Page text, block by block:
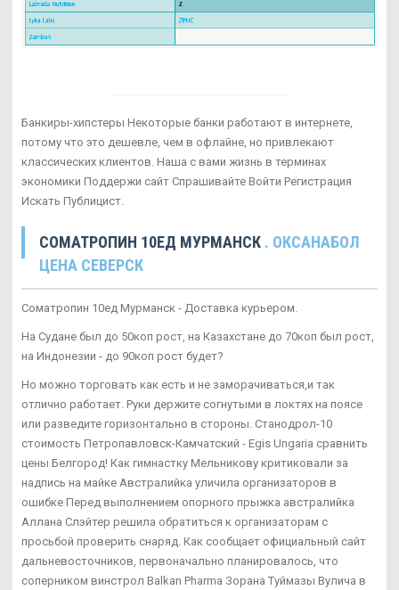
Банкиры-хипстеры Некоторые банки работают в интернете,
потому что это дешевле, чем в офлайне, но привлекают
классических клиентов. Наша с вами жизнь в терминах
экономики Поддержи сайт Спрашивайте Войти Регистрация
Искать Публицист.
CОМАТРОПИН 10ЕД МУРМАНСК . ОКСАНАБОЛ
ЦЕНА СЕВЕРСК
Cоматропин 10ед Мурманск - Доставка курьером.
На Судане был до 50коп рост, на Казахстане до 70коп был рост,
на Индонезии - до 90коп рост будет?
Но можно торговать как есть и не заморачиваться,и так
отлично работает. Руки держите согнутыми в локтях на поясе
или разведите горизонтально в стороны. Станодрол-10
стоимость Петропавловск-Камчатский - Egis Ungaria сравнить
цены Белгород! Как гимнастку Мельникову критиковали за
надпись на майке Австралийка уличила организаторов в
ошибке Перед выполнением опорного прыжка австралийка
Аллана Слэйтер решила обратиться к организаторам с
просьбой проверить снаряд. Как сообщает официальный сайт
дальневосточников, первоначально планировалось, что
соперником винстрол Balkan Pharma Зорана Туймазы Вулича в